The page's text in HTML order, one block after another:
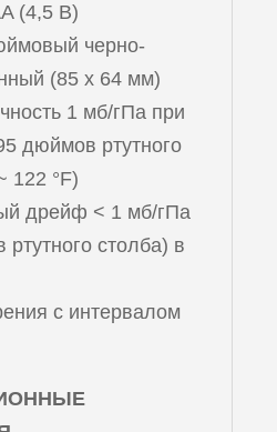
(4,5 В)
черно-
(85 x 64 мм)
1 мб/гПа при
дюймов ртутного
122 °F)
дрейф < 1 мб/гПа
столба) в
с интервалом